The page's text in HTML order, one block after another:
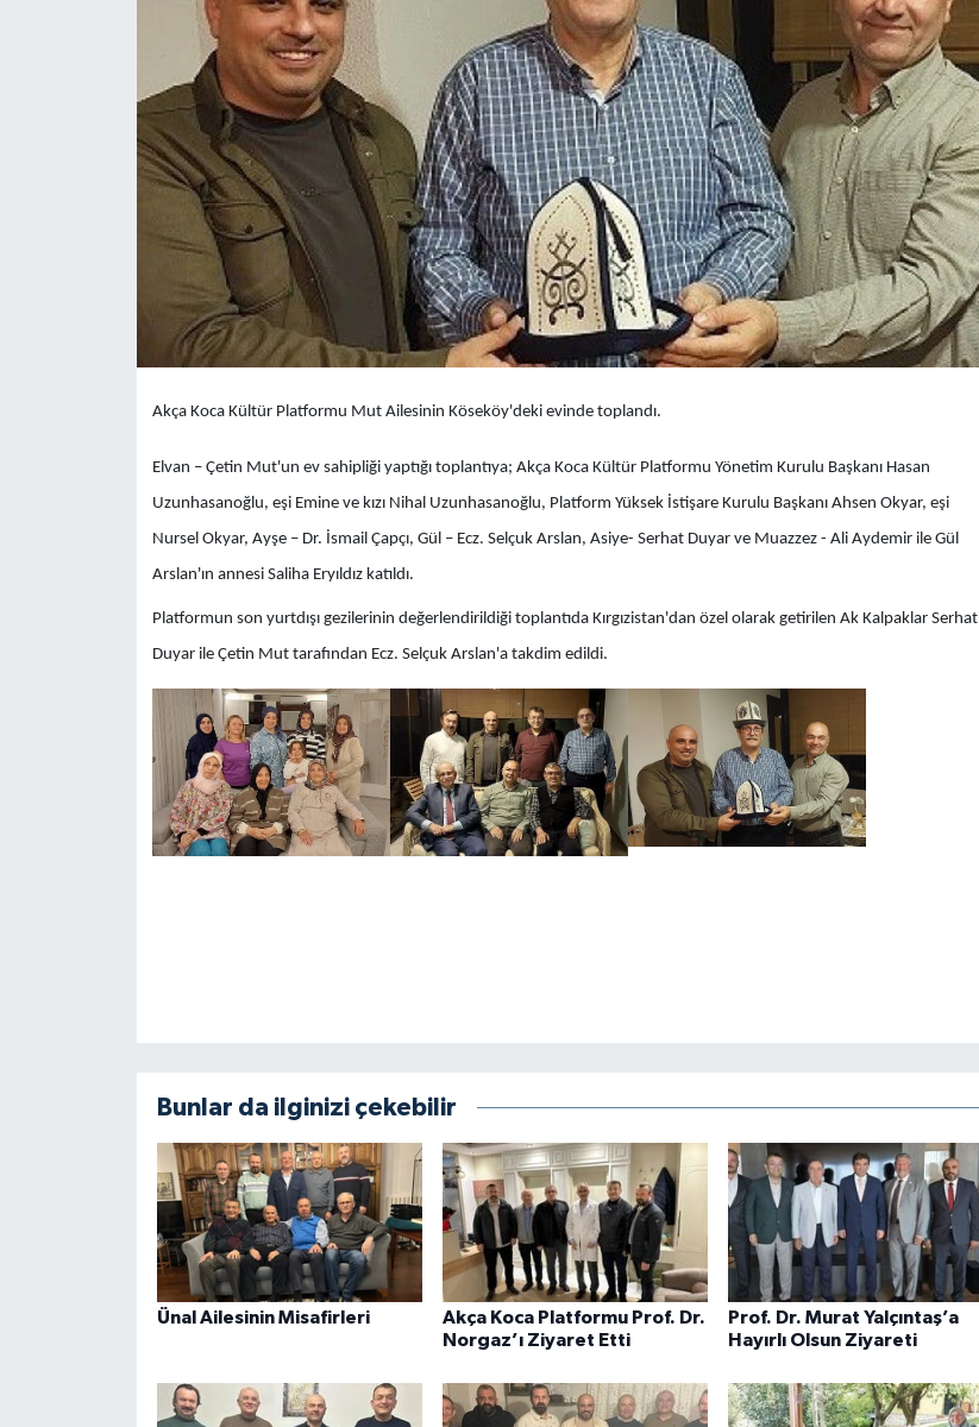
Akça Koca Kültür Platformu Mut Ailesinin Köseköy'deki evinde toplandı.
Elvan – Çetin Mut'un ev sahipliği yaptığı toplantıya; Akça Koca Kültür Platformu Yönetim Kurulu Başkanı Hasan
Uzunhasanoğlu, eşi Emine ve kızı Nihal Uzunhasanoğlu, Platform Yüksek İstişare Kurulu Başkanı Ahsen Okyar, eşi
Nursel Okyar, Ayşe – Dr. İsmail Çapçı, Gül – Ecz. Selçuk Arslan, Asiye- Serhat Duyar ve Muazzez - Ali Aydemir ile Gül
Arslan'ın annesi Saliha Eryıldız katıldı.
Platformun son yurtdışı gezilerinin değerlendirildiği toplantıda Kırgızistan'dan özel olarak getirilen Ak Kalpaklar Serhat
Duyar ile Çetin Mut tarafından Ecz. Selçuk Arslan'a takdim edildi.
Bunlar da ilginizi çekebilir
Ünal Ailesinin Misafirleri
Akça Koca Platformu Prof. Dr.
Norgaz’ı Ziyaret Etti
Prof. Dr. Murat Yalçıntaş’a
Hayırlı Olsun Ziyareti
Yönetim Kurulu
Yüksek İstişare Kurulu